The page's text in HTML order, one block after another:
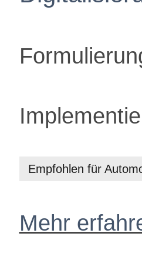
Empfohlen für
Mehr